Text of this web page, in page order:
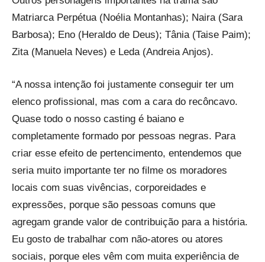
Matriarca Perpétua (Noélia Montanhas); Naira (Sara
Barbosa); Eno (Heraldo de Deus); Tânia (Taise Paim);
Zita (Manuela Neves) e Leda (Andreia Anjos).
“A nossa intenção foi justamente conseguir ter um
elenco profissional, mas com a cara do recôncavo.
Quase todo o nosso casting é baiano e
completamente formado por pessoas negras. Para
criar esse efeito de pertencimento, entendemos que
seria muito importante ter no filme os moradores
locais com suas vivências, corporeidades e
expressões, porque são pessoas comuns que
agregam grande valor de contribuição para a história.
Eu gosto de trabalhar com não-atores ou atores
sociais, porque eles vêm com muita experiência de